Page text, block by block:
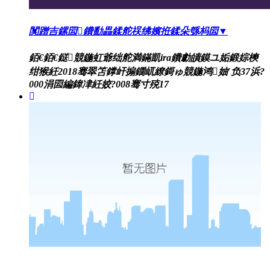
闃蹭吉鏍囩鐨勫畾鍒舵祦绋嬪拰鍒朵綔杩囩▼
銆€銆€鎹競鍦虹爺绌舵満鏋凱ira鐨勮皟鏌ユ姤鍛婃樉
绀猴紝2018骞翠笘鐣屽搧鐗屼繚鎶ゅ競鍦鸿妯′负37浜?
000涓囩編鍏冿紝姣?008骞寸殑17